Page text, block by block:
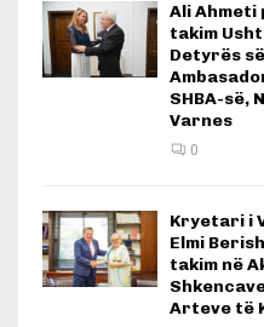
Ali Ahmeti
takim
Detyrës së
SHBA-së,
Varnes
0
Kryetari i
Elmi
takim në
Arteve të